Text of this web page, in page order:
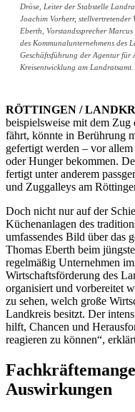
Dröse, Leiter der Stabstelle
Joachim Vorherr, stellvertretender
Eberth, Vorstandssprecher
des Kommunalunternehmens des
Geschäftsführung der Agentur für
Kreisentwicklung am
RÖTTINGEN /
beispielsweise mit dem Zug
fährt, könnte in Berührung
gefertigt werden – vor
oder Hunger bekommen.
fertigt unter anderem
und Zuggalleys am
Doch nicht nur auf der
Küchenanlagen des
umfassendes Bild über das
Thomas Eberth beim
regelmäßig Unternehmen
Wirtschaftsförderung des
organisiert und vorbereitet
zu sehen, welch große
Landkreis besitzt. Der
hilft, Chancen und
reagieren zu können“,
Auswirkungen